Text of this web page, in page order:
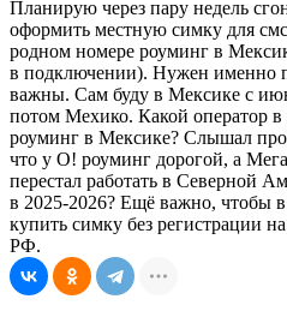
Планирую через пару недель
оформить местную симку для
родном номере роуминг в
в подключении). Нужен именно
важны. Сам буду в Мексике с
потом Мехико. Какой оператор в
роуминг в Мексике? Слышал
что у О! роуминг дорогой, а
перестал работать в Северной
в 2025-2026? Ещё важно, чтобы
купить симку без регистрации
РФ.